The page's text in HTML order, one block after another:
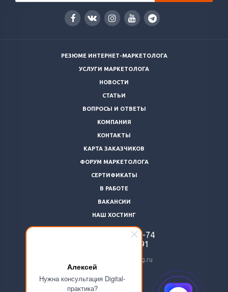
Алексей
Нужна консультация Digital-
практика?
РЕЗЮМЕ ИНТЕРНЕТ-МАРКЕТОЛОГА
УСЛУГИ МАРКЕТОЛОГА
НОВОСТИ
СТАТЬИ
ВОПРОСЫ И ОТВЕТЫ
КОМПАНИЯ
КОНТАКТЫ
КАРТА ЗАКАЗЧИКОВ
ФОРУМ МАРКЕТОЛОГА
СЕРТИФИКАТЫ
В РАБОТЕ
ВАКАНСИИ
НАШ ХОСТИНГ
922-48-74
869-64-91
24@livemarketolog.ru